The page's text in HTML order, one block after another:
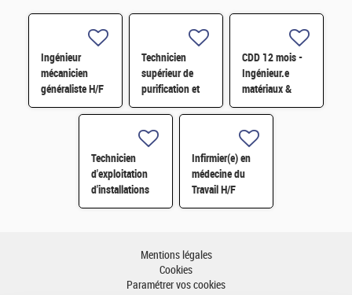
Ingénieur
mécanicien
généraliste H/F
Technicien
supérieur de
purification et
fabrication en
chaine blindée
H/F
CDD 12 mois -
Ingénieur.e
matériaux &
soudage H/F
Technicien
d'exploitation
d'installations
H/F
Infirmier(e) en
médecine du
Travail H/F
Mentions légales
Cookies
Paramétrer vos cookies